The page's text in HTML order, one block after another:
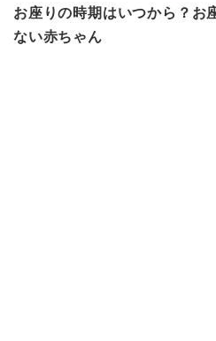
お座りの時期はいつから？お
ない赤ちゃん